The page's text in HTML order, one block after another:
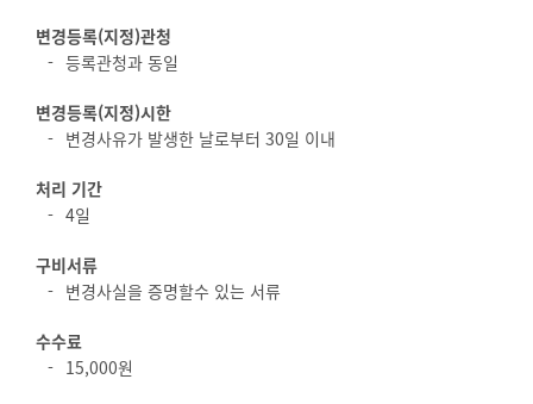
변경등록(지정)관청
등록관청과 동일
변경등록(지정)시한
변경사유가 발생한 날로부터 30일 이내
처리 기간
4일
구비서류
변경사실을 증명할수 있는 서류
수수료
15,000원